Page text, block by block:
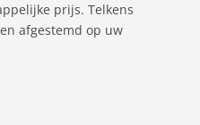
prijs. Telkens
afgestemd op uw